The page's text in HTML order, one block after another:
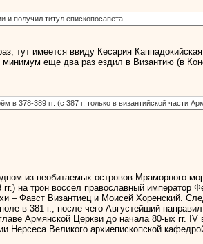
получил титул епископосапета.
тут имеется ввиду Кесария
еще два раз ездил в Византию (в
378-389 гг. (с 387 г. только в византийской части
из необитаемых островов Мраморного
на трон воссел православный
– Фавст Византиец и Моисей Хоренский.
в 381 г., после чего Августейший
Армянской Церкви до начала 80-ых гг.
Нерсеса Великого архиепископской